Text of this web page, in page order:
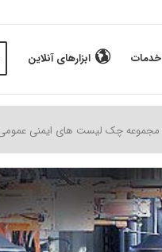
خدمات ابزارهای آنلاین
مجموعه چک لیست های ایمنی عمومی